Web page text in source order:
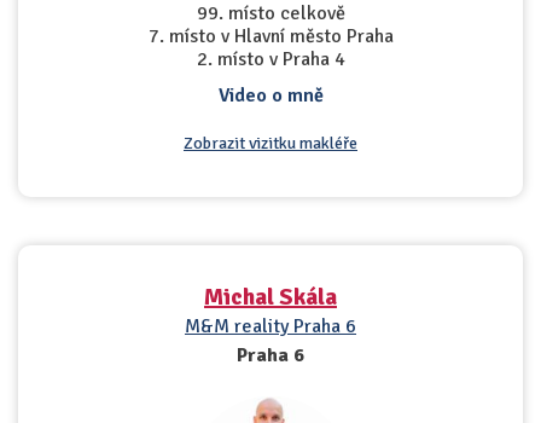
99. místo celkově
7. místo v Hlavní město Praha
2. místo v Praha 4
Video o mně
Zobrazit vizitku makléře
Michal Skála
M&M reality Praha 6
Praha 6